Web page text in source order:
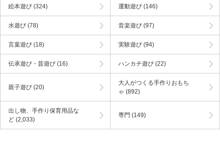
絵本遊び (324) 運動遊び(146)
水遊び (78) 音楽遊び(97)
言葉遊び (18) 実験遊び(94)
伝承遊び・昔遊び (16) ハンカチ遊び(22)
親子遊び (20)
大人がつくる手作りおもち
ゃ (892)
出し物、手作り保育用品な
ど (2,033)
専門 (149)